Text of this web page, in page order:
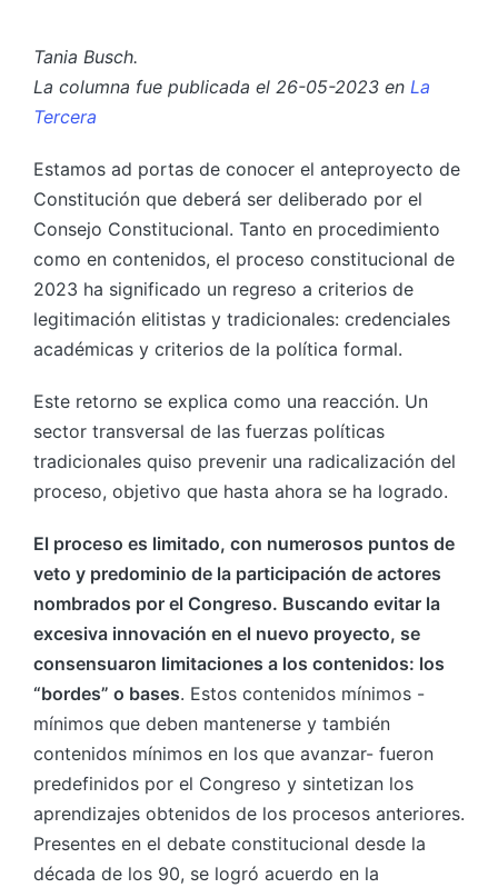
Tania Busch.
La columna fue publicada el 26-05-2023 en La
Tercera
Estamos ad portas de conocer el anteproyecto de
Constitución que deberá ser deliberado por el
Consejo Constitucional. Tanto en procedimiento
como en contenidos, el proceso constitucional de
2023 ha significado un regreso a criterios de
legitimación elitistas y tradicionales: credenciales
académicas y criterios de la política formal.
Este retorno se explica como una reacción. Un
sector transversal de las fuerzas políticas
tradicionales quiso prevenir una radicalización del
proceso, objetivo que hasta ahora se ha logrado.
El proceso es limitado, con numerosos puntos de
veto y predominio de la participación de actores
nombrados por el Congreso. Buscando evitar la
excesiva innovación en el nuevo proyecto, se
consensuaron limitaciones a los contenidos: los
“bordes” o bases. Estos contenidos mínimos -
mínimos que deben mantenerse y también
contenidos mínimos en los que avanzar- fueron
predefinidos por el Congreso y sintetizan los
aprendizajes obtenidos de los procesos anteriores.
Presentes en el debate constitucional desde la
década de los 90, se logró acuerdo en la